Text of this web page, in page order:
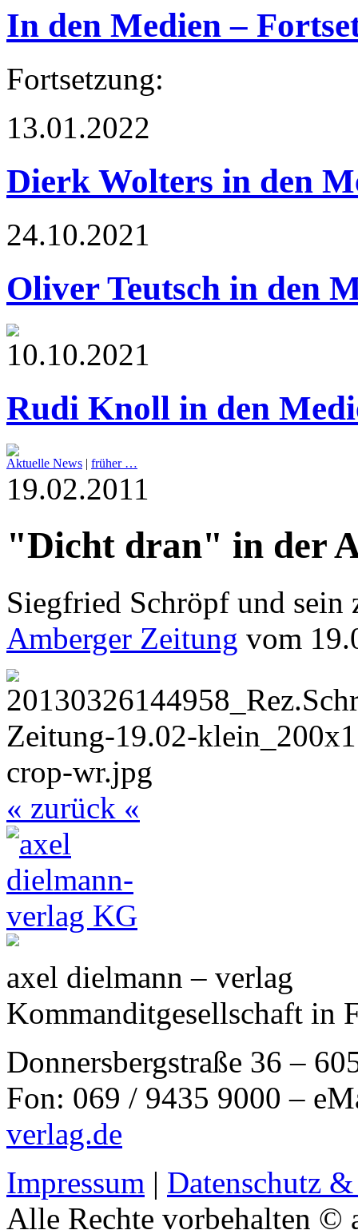
In den Medien –
Fortsetzung:
13.01.2022
Dierk Wolters in den
24.10.2021
Oliver Teutsch in den
10.10.2021
Rudi Knoll in den
Aktuelle News | früher …
19.02.2011
"Dicht dran" in der
Siegfried Schröpf und
Amberger Zeitung vom
« zurück «
axel dielmann – verlag
Kommanditgesellschaft in
Donnersbergstraße 36 –
Fon: 069 / 9435 9000 –
verlag.de
Impressum | Datenschutz
Alle Rechte vorbehalten ©